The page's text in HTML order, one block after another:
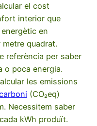
el cost
interior que
en
metre quadrat.
referència per saber
o poca energia.
les emissions
(CO₂eq)
Necessitem saber
kWh produït.